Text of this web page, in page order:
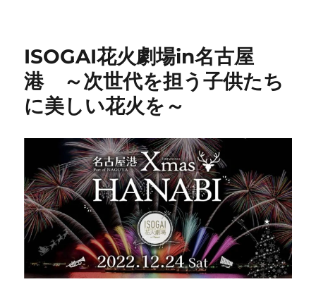
ISOGAI花火劇場in名古屋
港 ～次世代を担う子供たち
に美しい花火を～